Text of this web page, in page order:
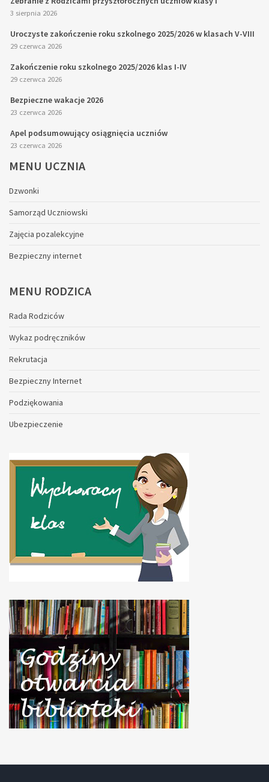
3 sierpnia 2026
Uroczyste zakończenie roku szkolnego 2025/2026 w klasach V-VIII
29 czerwca 2026
Zakończenie roku szkolnego 2025/2026 klas I-IV
29 czerwca 2026
Bezpieczne wakacje 2026
23 czerwca 2026
Apel podsumowujący osiągnięcia uczniów
23 czerwca 2026
MENU UCZNIA
Dzwonki
Samorząd Uczniowski
Zajęcia pozalekcyjne
Bezpieczny internet
MENU RODZICA
Rada Rodziców
Wykaz podręczników
Rekrutacja
Bezpieczny Internet
Podziękowania
Ubezpieczenie